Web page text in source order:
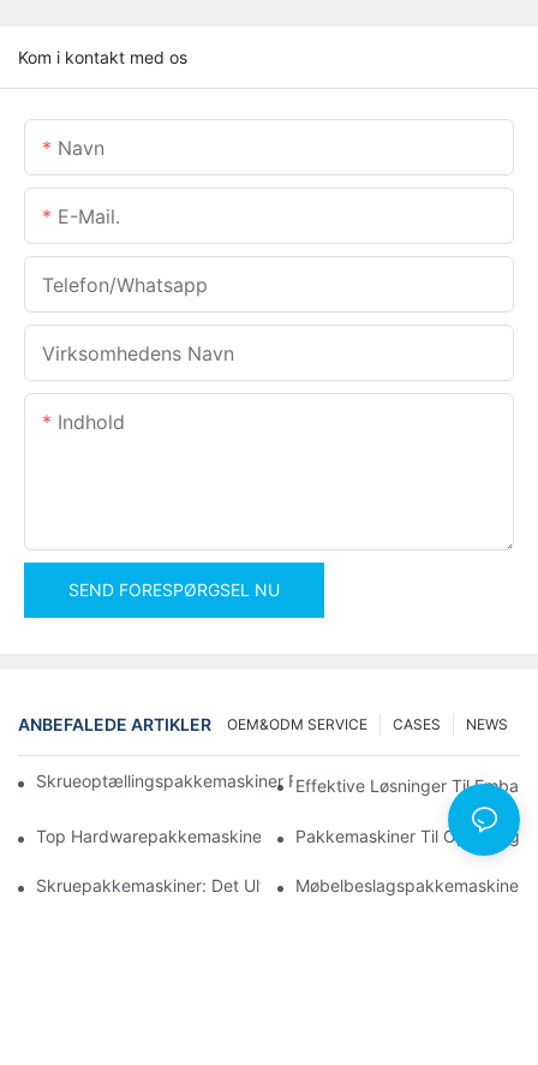
Kom i kontakt med os
Navn
E-Mail.
Telefon/whatsapp
Virksomhedens Navn
Indhold
SEND FORESPØRGSEL NU
ANBEFALEDE ARTIKLER NEWS
CASES
OEM&ODM SERVICE
Skrueoptællingspakkemaskiner For Pålidelige Og Hurtige
Effektive Løsninger Til
Top Hardwarepakkemaskiner Til Ensartet Kvalitetskontrol
Pakkemaskiner Til Optælling
Skruepakkemaskiner: Det Ultimative Værktøj Til Effektiv